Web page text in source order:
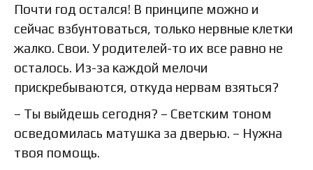
Почти год остался! В принципе можно и
сейчас взбунтоваться, только нервные клетки
жалко. Свои. У родителей-то их все равно не
осталось. Из-за каждой мелочи
прискребываются, откуда нервам взяться?
– Ты выйдешь сегодня? – Светским тоном
осведомилась матушка за дверью. – Нужна
твоя помощь.